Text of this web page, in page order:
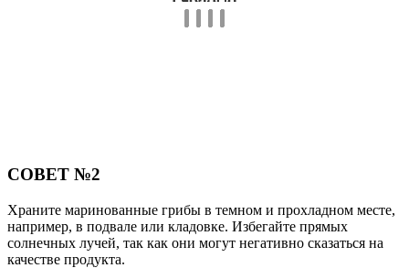
СОВЕТ №2
Храните маринованные грибы в темном и прохладном месте,
например, в подвале или кладовке. Избегайте прямых
солнечных лучей, так как они могут негативно сказаться на
качестве продукта.